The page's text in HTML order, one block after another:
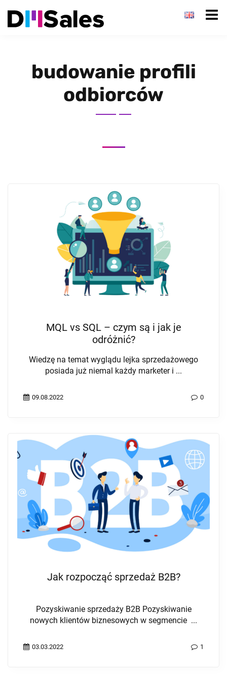
budowanie profili
odbiorców
MQL vs SQL – czym są i jak je
odróżnić?
Wiedzę na temat wyglądu lejka sprzedażowego
posiada już niemal każdy marketer i ...
09.08.2022 0
Jak rozpocząć sprzedaż B2B?
Pozyskiwanie sprzedaży B2B Pozyskiwanie
nowych klientów biznesowych w segmencie ...
03.03.2022 1